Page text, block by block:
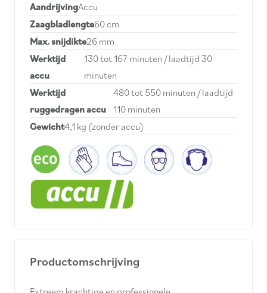
AandrijvingAccu
Zaagbladlengte60 cm
Max. snijdikte26 mm
Werktijd
accu
130 tot 167 minuten / laadtijd 30
minuten
Werktijd
ruggedragen accu
480 tot 550 minuten / laadtijd
110 minuten
Gewicht4,1 kg (zonder accu)
Productomschrijving